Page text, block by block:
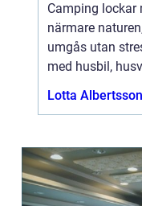
Camping
närmare
umgås utan
med husbil,
Lotta Albertsson